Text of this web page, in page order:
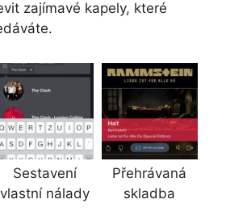
zajímavé kapely, které
Sestavení
vlastní nálady
Přehrávaná
skladba